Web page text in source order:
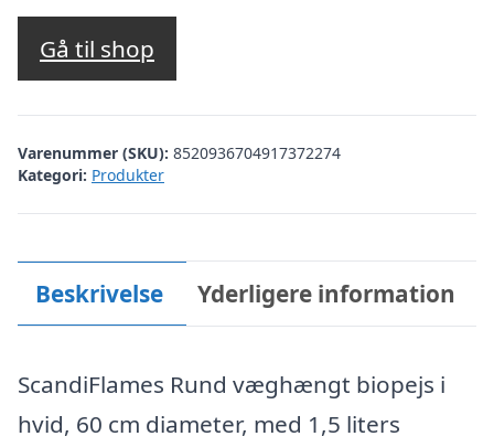
Gå til shop
Varenummer (SKU): 8520936704917372274
Kategori: Produkter
Beskrivelse Yderligere information
ScandiFlames Rund væghængt biopejs i
hvid, 60 cm diameter, med 1,5 liters